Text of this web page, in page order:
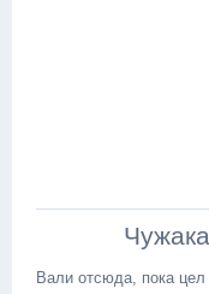
Вали отсюда, пока цел